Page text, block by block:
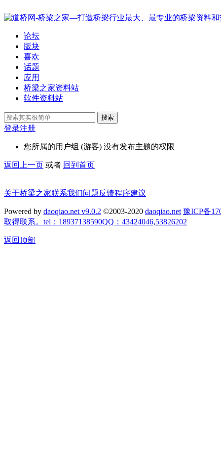
论坛
版块
喜欢
话题
应用
桥梁之家资料站
软件资料站
搜索
登录注册
您所属的用户组 (游客) 没有发布主题的权限
返回上一页 或者 回到首页
关于桥梁之家联系我们问题反馈程序建议
Powered by daoqiao.net v9.0.2 ©2003-2020 daoqiao.net 豫ICP备
取得联系。tel：18937138590QQ：43424046,53826202
返回顶部